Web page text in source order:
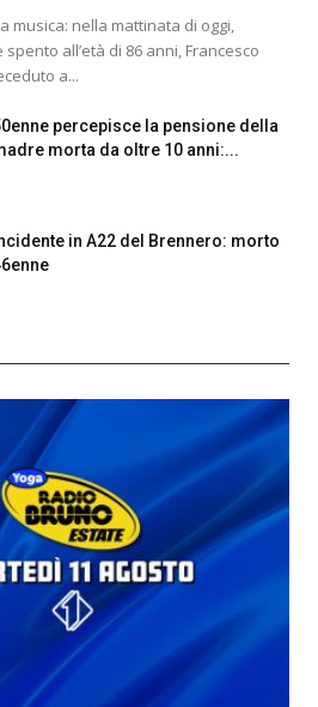
musica: nella mattinata di oggi,
all’età di 86 anni, Francesco
a...
percepisce la pensione della
morta da oltre 10 anni:...
in A22 del Brennero: morto